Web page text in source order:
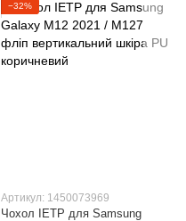
−32%
Артикул: 1450073969
Чохол IETP для Samsung